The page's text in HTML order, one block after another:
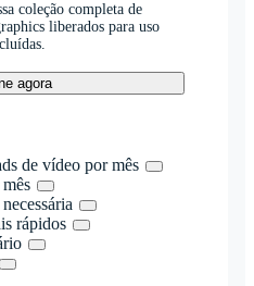
coleção completa de
liberados para uso
agora
de vídeo por mês
rápidos